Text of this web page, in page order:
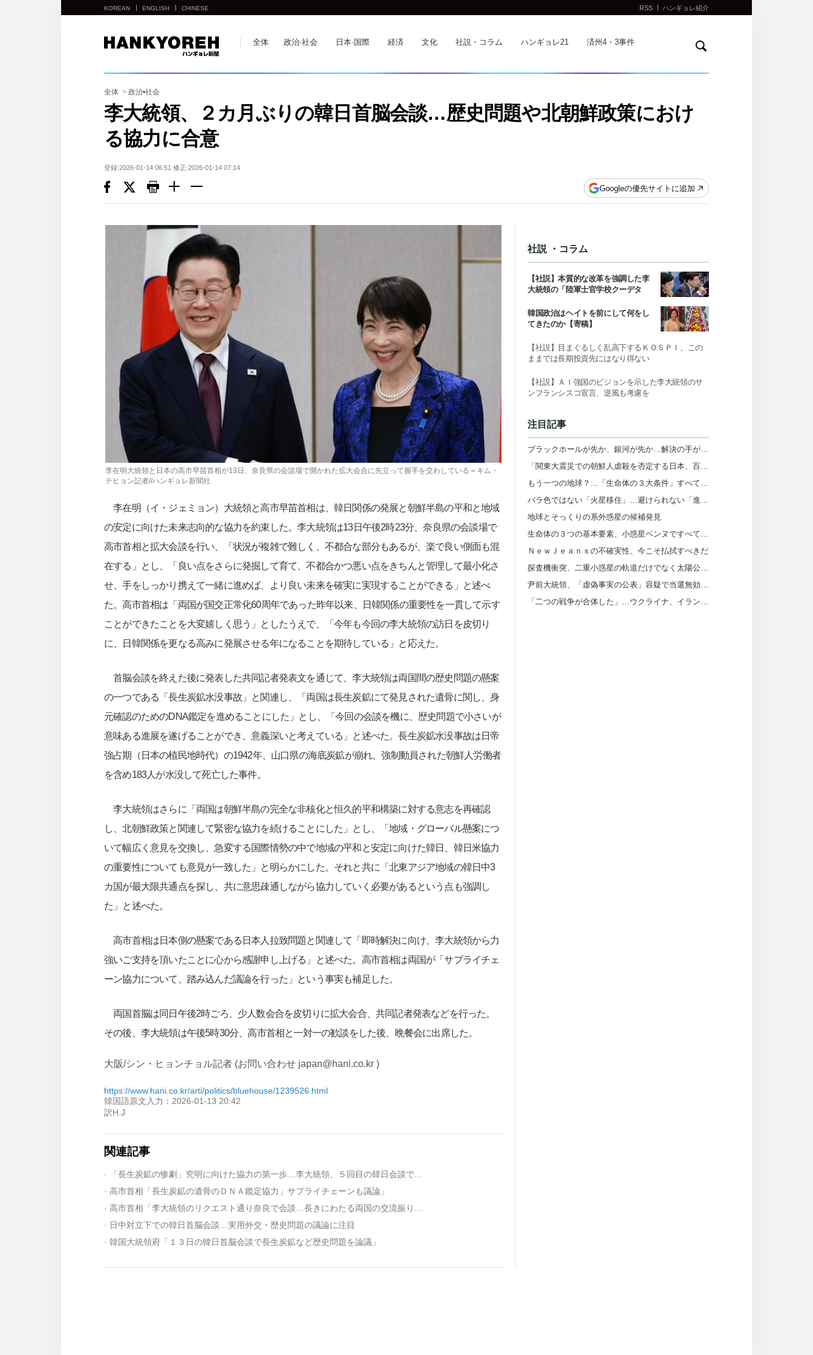
他
国
の
サ
イ
ト
リ
ン
ク
KOREAN ENGLISH CHINESE
全体 政治·社会 日本·国際 経済 文化 社説・コラム ハンギョレ21 済州4・3事件
検
RSS ハンギョレ紹介
全体 > 政治•社会
李大統領、２カ月ぶりの韓日首脳会談…歴史問題や北朝鮮政策におけ
る協力に合意
登録:2026-01-14 06:51 修正:2026-01-14 07:14
Googleの優先サイトに追加
李在明大統領と日本の高市早苗首相が13日、奈良県の会談場で開かれた拡大会合に先立って握手を交わしている＝キム・
テヒョン記者//ハンギョレ新聞社
李在明（イ・ジェミョン）大統領と高市早苗首相は、韓日関係の発展と朝鮮半島の平和と地域
の安定に向けた未来志向的な協力を約束した。李大統領は13日午後2時23分、奈良県の会談場で
高市首相と拡大会談を行い、「状況が複雑で難しく、不都合な部分もあるが、楽で良い側面も混
在する」とし、「良い点をさらに発掘して育て、不都合かつ悪い点をきちんと管理して最小化さ
せ、手をしっかり携えて一緒に進めば、より良い未来を確実に実現することができる」と述べ
た。高市首相は「両国が国交正常化60周年であった昨年以来、日韓関係の重要性を一貫して示す
ことができたことを大変嬉しく思う」としたうえで、「今年も今回の李大統領の訪日を皮切り
に、日韓関係を更なる高みに発展させる年になることを期待している」と応えた。
首脳会談を終えた後に発表した共同記者発表文を通じて、李大統領は両国間の歴史問題の懸案
の一つである「長生炭鉱水没事故」と関連し、「両国は長生炭鉱にて発見された遺骨に関し、身
元確認のためのDNA鑑定を進めることにした」とし、「今回の会談を機に、歴史問題で小さいが
意味ある進展を遂げることができ、意義深いと考えている」と述べた。長生炭鉱水没事故は日帝
強占期（日本の植民地時代）の1942年、山口県の海底炭鉱が崩れ、強制動員された朝鮮人労働者
を含め183人が水没して死亡した事件。
李大統領はさらに「両国は朝鮮半島の完全な非核化と恒久的平和構築に対する意志を再確認
し、北朝鮮政策と関連して緊密な協力を続けることにした」とし、「地域・グローバル懸案につ
いて幅広く意見を交換し、急変する国際情勢の中で地域の平和と安定に向けた韓日、韓日米協力
の重要性についても意見が一致した」と明らかにした。それと共に「北東アジア地域の韓日中3
カ国が最大限共通点を探し、共に意思疎通しながら協力していく必要があるという点も強調し
た」と述べた。
高市首相は日本側の懸案である日本人拉致問題と関連して「即時解決に向け、李大統領から力
強いご支持を頂いたことに心から感謝申し上げる」と述べた。高市首相は両国が「サプライチェ
ーン協力について、踏み込んだ議論を行った」という事実も補足した。
両国首脳は同日午後2時ごろ、少人数会合を皮切りに拡大会合、共同記者発表などを行った。
その後、李大統領は午後5時30分、高市首相と一対一の歓談をした後、晩餐会に出席した。
大阪/シン・ヒョンチョル記者 (お問い合わせ japan@hani.co.kr )
https://www.hani.co.kr/arti/politics/bluehouse/1239526.html
韓国語原文入力：2026-01-13 20:42
訳H.J
関連記事
· 「長生炭鉱の惨劇」究明に向けた協力の第一歩…李大統領、５回目の韓日会談で結実
· 高市首相「長生炭鉱の遺骨のＤＮＡ鑑定協力」サプライチェーンも議論」
· 日中対立下での韓日首脳会談…実用外交・歴史問題の議論に注目
· 韓国大統領府「１３日の韓日首脳会談で長生炭鉱など歴史問題を論議」
社説 ・コラム
【社説】本質的な改革を強調した李
大統領の「陸軍士官学校クーデタ
韓国政治はヘイトを前にして何をし
てきたのか【寄稿】
【社説】目まぐるしく乱高下するＫＯＳＰＩ、この
ままでは長期投資先にはなり得ない
【社説】ＡＩ強国のビジョンを示した李大統領のサ
ンフランシスコ宣言、逆風も考慮を
注目記事
ブラックホールが先か、銀河が先か…解決の手がかりを発見
「関東大震災での朝鮮人虐殺を否定する日本、百年前と何が違うのか」【インタビュー】
もう一つの地球？…「生命体の３大条件」すべて備えた系外惑星を発見
バラ色ではない「火星移住」…避けられない「進化」の影【レビュー】
地球とそっくりの系外惑星の候補発見
生命体の３つの基本要素、小惑星ベンヌですべて発見
ＮｅｗＪｅａｎｓの不確実性、今こそ払拭すべきだ
探査機衝突、二重小惑星の軌道だけでなく太陽公転まで変えた
尹前大統領、「虚偽事実の公表」容疑で当選無効判決…確定すれば前与党は選挙費返還
「二つの戦争が合体した」…ウクライナ、イラン船を攻撃し「参戦」したわけは